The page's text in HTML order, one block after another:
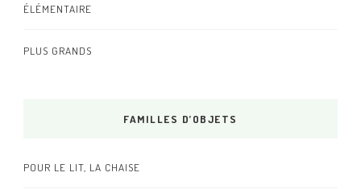
ÉLÉMENTAIRE
PLUS GRANDS
FAMILLES D’OBJETS
POUR LE LIT, LA CHAISE